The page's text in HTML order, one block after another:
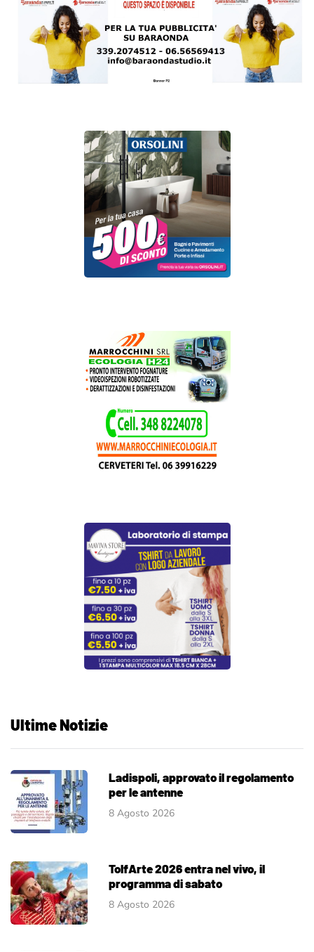
Ultime Notizie
Ladispoli, approvato il regolamento
per le antenne
8 Agosto 2026
TolfArte 2026 entra nel vivo, il
programma di sabato
8 Agosto 2026